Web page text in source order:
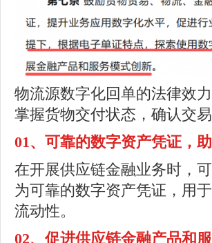
物流源数字化回单的法律效
掌握货物交付状态，确认交易
01、 可靠的数字资产凭证，
在开展供应链金融业务时，
为可靠的数字资产凭证，用
流动性。
02、 促进供应链金融产品和